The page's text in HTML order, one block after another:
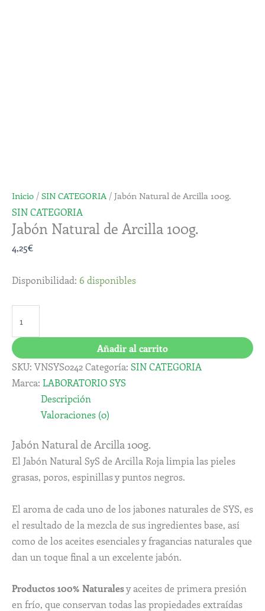
Inicio / SIN CATEGORIA/ Jabón Natural de Arcilla 100g.
SIN CATEGORIA
Jabón Natural de Arcilla 100g.
4,25€
Disponibilidad: 6 disponibles
Añadir al carrito
SKU: VNSYS0242Categoría: SIN CATEGORIA
Marca: LABORATORIO SYS
Descripción
Valoraciones (0)
Jabón Natural de Arcilla 100g.
El Jabón Natural SyS de Arcilla Roja limpia las pieles
grasas, poros, espinillas y puntos negros.
El aroma de cada uno de los jabones naturales de SYS, es
el resultado de la mezcla de sus ingredientes base, así
como de los aceites esenciales y fragancias naturales que
dan un toque final a un excelente jabón.
Productos 100% Naturalesy aceites de primera presión
en frío, que conservan todas las propiedades extraídas